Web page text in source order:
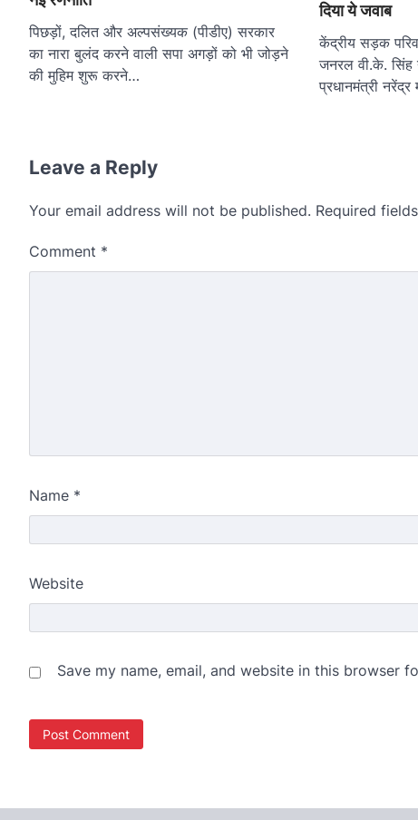
पिछड़ों, दलित और अल्पसंख्यक (पीडीए) सरकार
का नारा बुलंद करने वाली सपा अगड़ों को भी जोड़ने
की मुहिम शुरू करने…
दिया ये जवाब
केंद्रीय सड़क
जनरल वी.के. सिंह
प्रधानमंत्री
Leave a Reply
Your email address will not be published. Required
Comment *
Name *
Website
Save my name, email, and website in this browser